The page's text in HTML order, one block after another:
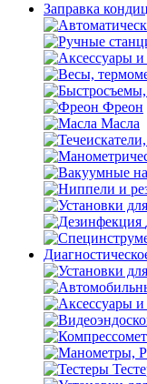
Заправка
Фреон
Масла